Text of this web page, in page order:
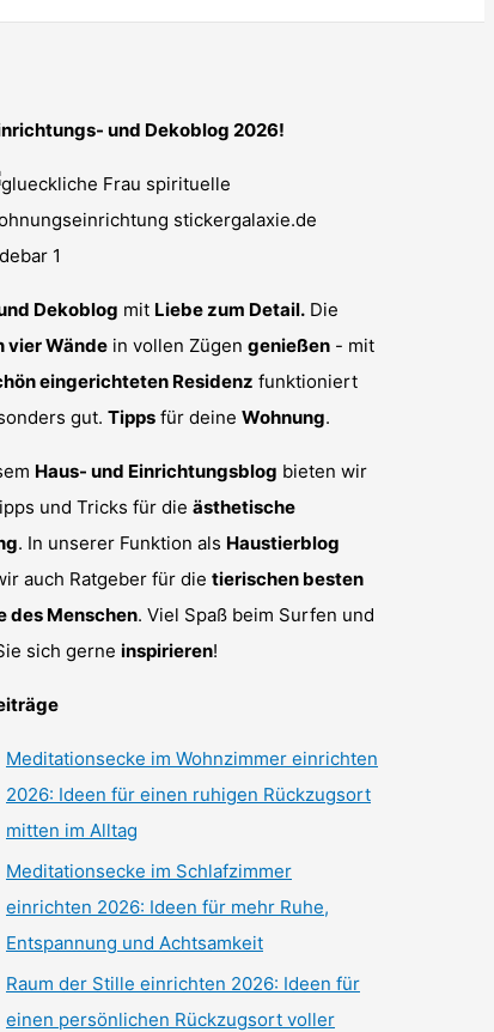
und Dekoblog 2026!
Dekoblog mit Liebe zum Detail. Die
vier Wände in vollen Zügen genießen - mit
eingerichteten Residenz funktioniert
gut. Tipps für deine Wohnung.
Haus- und Einrichtungsblog bieten wir
und Tricks für die ästhetische
. In unserer Funktion als Haustierblog
auch Ratgeber für die tierischen besten
des Menschen. Viel Spaß beim Surfen und
sich gerne inspirieren!
Meditationsecke im Wohnzimmer einrichten
2026: Ideen für einen ruhigen Rückzugsort
mitten im Alltag
Meditationsecke im Schlafzimmer
einrichten 2026: Ideen für mehr Ruhe,
Entspannung und Achtsamkeit
Raum der Stille einrichten 2026: Ideen für
einen persönlichen Rückzugsort voller